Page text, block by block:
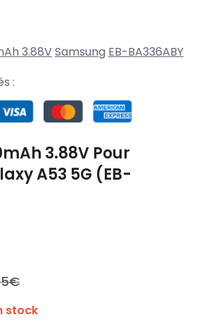
3.88VSamsung EB-BA336ABY
:
3.88V Pour
A53 5G (EB-
stock